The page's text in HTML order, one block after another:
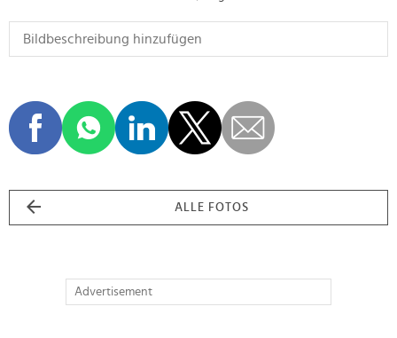
ALLE FOTOS
Advertisement